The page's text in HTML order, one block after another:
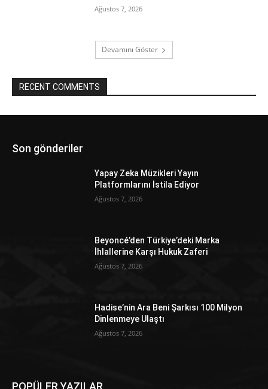
Ağustos 7, 2026
Devamını Göster
RECENT COMMENTS
Son gönderiler
Yapay Zeka Müzikleri Yayın
Platformlarını İstila Ediyor
Ağustos 7, 2026
Beyoncé’den Türkiye’deki Marka
İhlallerine Karşı Hukuk Zaferi
Ağustos 7, 2026
Hadise’nin Ara Beni Şarkısı 100 Milyon
Dinlenmeye Ulaştı
Ağustos 7, 2026